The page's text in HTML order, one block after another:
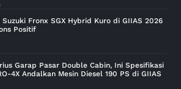
Suzuki Fronx SGX Hybrid Kuro di GIIAS 2026
Positif
Garap Pasar Double Cabin, Ini Spesifikasi
4X Andalkan Mesin Diesel 190 PS di GIIAS